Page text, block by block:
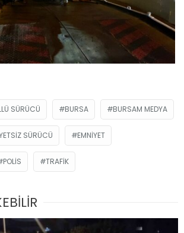
SÜRÜCÜ BURSA BURSAM MEDYA
SÜRÜCÜ EMNIYET
POLIS TRAFIK